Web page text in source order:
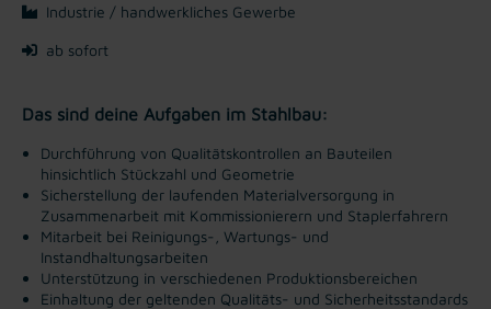
Industrie / handwerkliches Gewerbe
ab sofort
Das sind deine Aufgaben im Stahlbau:
Durchführung von Qualitätskontrollen an Bauteilen
hinsichtlich Stückzahl und Geometrie
Sicherstellung der laufenden Materialversorgung in
Zusammenarbeit mit Kommissionierern und Staplerfahrern
Mitarbeit bei Reinigungs-, Wartungs- und
Instandhaltungsarbeiten
Unterstützung in verschiedenen Produktionsbereichen
Einhaltung der geltenden Qualitäts- und Sicherheitsstandards